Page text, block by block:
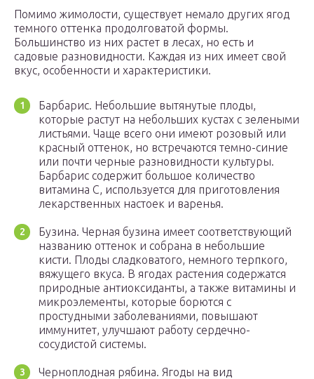
Помимо жимолости, существует немало других ягод
темного оттенка продолговатой формы.
Большинство из них растет в лесах, но есть и
садовые разновидности. Каждая из них имеет свой
вкус, особенности и характеристики.
Барбарис. Небольшие вытянутые плоды,
которые растут на небольших кустах с зелеными
листьями. Чаще всего они имеют розовый или
красный оттенок, но встречаются темно-синие
или почти черные разновидности культуры.
Барбарис содержит большое количество
витамина С, используется для приготовления
лекарственных настоек и варенья.
Бузина. Черная бузина имеет соответствующий
названию оттенок и собрана в небольшие
кисти. Плоды сладковатого, немного терпкого,
вяжущего вкуса. В ягодах растения содержатся
природные антиоксиданты, а также витамины и
микроэлементы, которые борются с
простудными заболеваниями, повышают
иммунитет, улучшают работу сердечно-
сосудистой системы.
Черноплодная рябина. Ягоды на вид